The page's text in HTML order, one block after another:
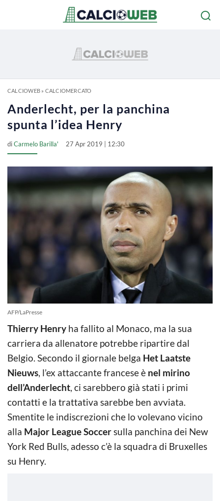
CALCIOWEB» CALCIOMERCATO
Anderlecht, per la panchina
spunta l’idea Henry
diCarmelo Barilla' 27 Apr 2019 | 12:30
AFP/LaPresse
Thierry Henry ha fallito al Monaco, ma la sua
carriera da allenatore potrebbe ripartire dal
Belgio. Secondo il giornale belga Het Laatste
Nieuws, l’ex attaccante francese è nel mirino
dell’Anderlecht, ci sarebbero già stati i primi
contatti e la trattativa sarebbe ben avviata.
Smentite le indiscrezioni che lo volevano vicino
alla Major League Soccersulla panchina dei New
York Red Bulls, adesso c’è la squadra di Bruxelles
su Henry.